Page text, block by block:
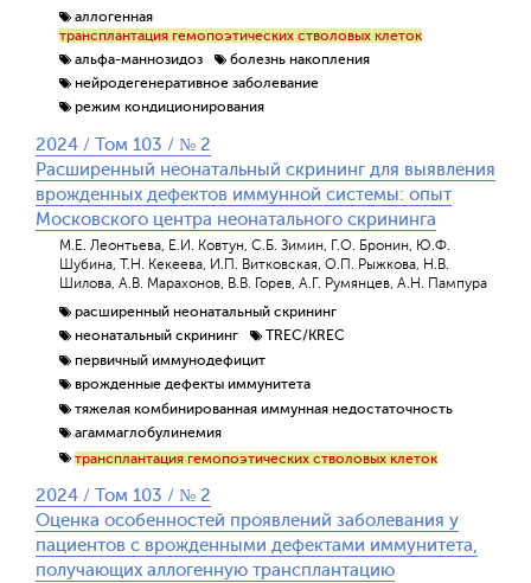
аллогенная
трансплантация гемопоэтических стволовых клеток
альфа-маннозидоз
болезнь накопления
нейродегенеративное заболевание
режим кондиционирования
2024 / Том 103 / № 2
Расширенный неонатальный скрининг для выявления
врожденных дефектов иммунной системы: опыт
Московского центра неонатального скрининга
М.Е. Леонтьева, Е.И. Ковтун, С.Б. Зимин, Г.О. Бронин, Ю.Ф.
Шубина, Т.Н. Кекеева, И.П. Витковская, О.П. Рыжкова, Н.В.
Шилова, А.В. Марахонов, В.В. Горев, А.Г. Румянцев, А.Н. Пампура
расширенный неонатальный скрининг
неонатальный скрининг
TREC/KREC
первичный иммунодефицит
врожденные дефекты иммунитета
тяжелая комбинированная иммунная недостаточность
агаммаглобулинемия
трансплантация гемопоэтических стволовых клеток
2024 / Том 103 / № 2
Оценка особенностей проявлений заболевания у
пациентов с врожденными дефектами иммунитета,
получающих аллогенную трансплантацию
Обратная